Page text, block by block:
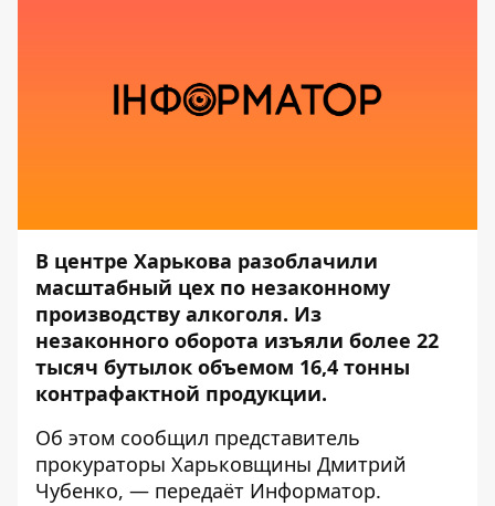
В центре Харькова разоблачили
масштабный цех по незаконному
производству алкоголя. Из
незаконного оборота изъяли более 22
тысяч бутылок объемом 16,4 тонны
контрафактной продукции.
Об этом сообщил представитель
прокураторы Харьковщины Дмитрий
Чубенко, — передаёт Информатор.